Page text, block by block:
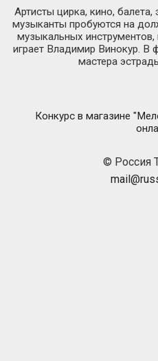
Артисты цирка, кино,
музыканты пробуются на
музыкальных инструментов,
играет Владимир Винокур. В
мастера
Конкурс в магазине
© Россия